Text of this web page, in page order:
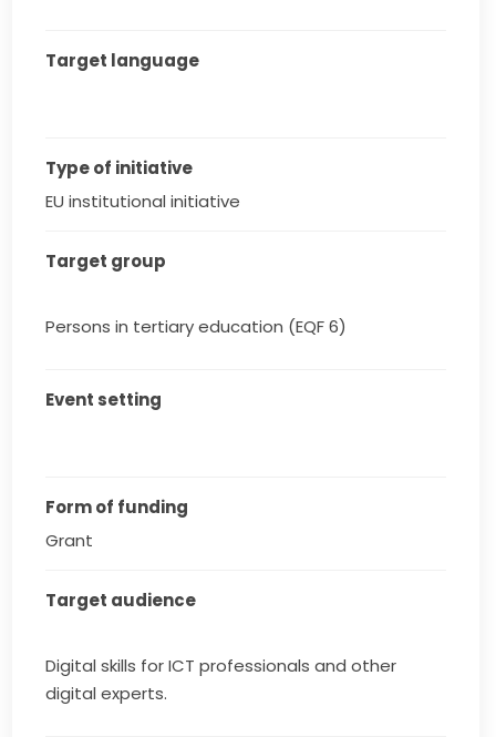
Target language
Type of initiative
EU institutional initiative
Target group
Persons in tertiary education (EQF 6)
Event setting
Form of funding
Grant
Target audience
Digital skills for ICT professionals and other
digital experts.